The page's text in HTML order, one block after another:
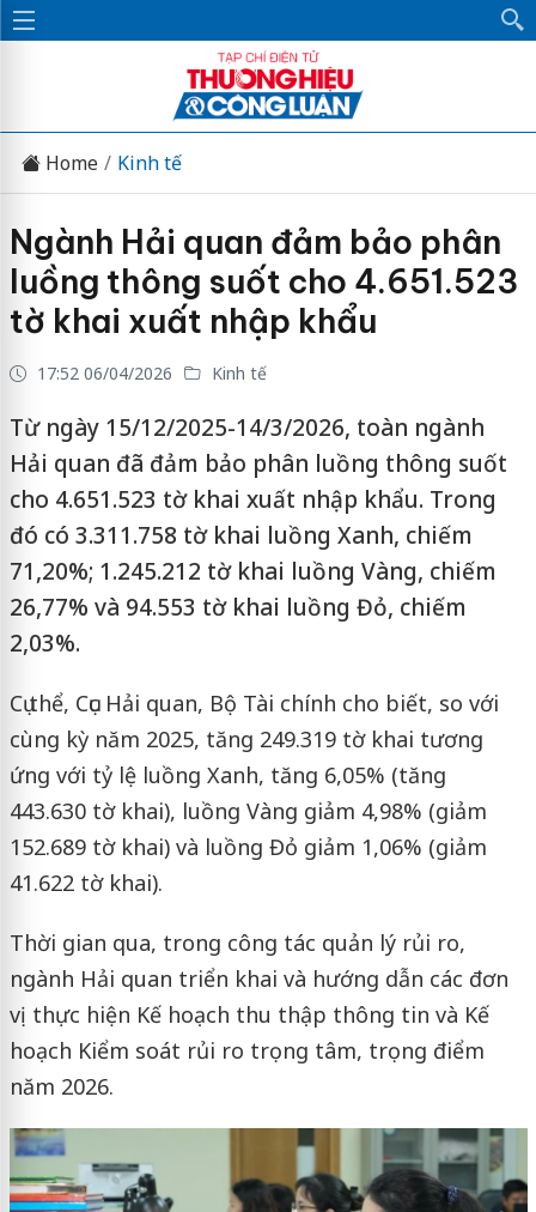
Home Kinh tế
Ngành Hải quan đảm bảo phân
luồng thông suốt cho 4.651.523
tờ khai xuất nhập khẩu
17:52 06/04/2026 Kinh tế
Từ ngày 15/12/2025-14/3/2026, toàn ngành
Hải quan đã đảm bảo phân luồng thông suốt
cho 4.651.523 tờ khai xuất nhập khẩu. Trong
đó có 3.311.758 tờ khai luồng Xanh, chiếm
71,20%; 1.245.212 tờ khai luồng Vàng, chiếm
26,77% và 94.553 tờ khai luồng Đỏ, chiếm
2,03%.
Cụ thể, Cục Hải quan, Bộ Tài chính cho biết, so với
cùng kỳ năm 2025, tăng 249.319 tờ khai tương
ứng với tỷ lệ luồng Xanh, tăng 6,05% (tăng
443.630 tờ khai), luồng Vàng giảm 4,98% (giảm
152.689 tờ khai) và luồng Đỏ giảm 1,06% (giảm
41.622 tờ khai).
Thời gian qua, trong công tác quản lý rủi ro,
ngành Hải quan triển khai và hướng dẫn các đơn
vị thực hiện Kế hoạch thu thập thông tin và Kế
hoạch Kiểm soát rủi ro trọng tâm, trọng điểm
năm 2026.